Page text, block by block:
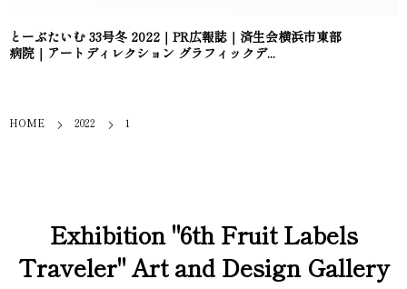
とーぶたいむ 33号冬 2022｜PR広報誌｜済生会横浜市東部
病院｜アートディレクション グラフィックデ...
HOME 2022 1
Exhibition "6th Fruit Labels
Traveler" Art and Design Gallery